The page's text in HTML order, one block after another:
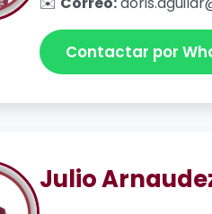
Contactar por
Julio